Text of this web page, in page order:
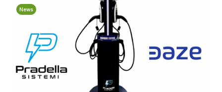
News